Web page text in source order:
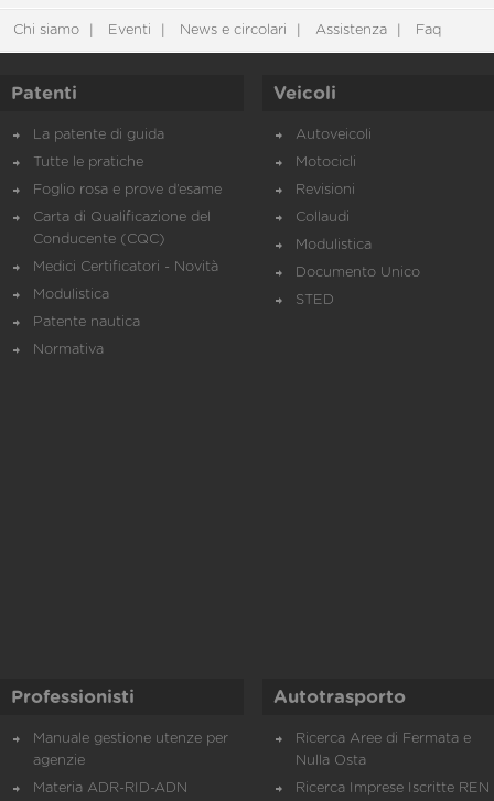
Chi siamo Eventi News e circolari Assistenza Faq
Patenti
La patente di guida
Tutte le pratiche
Foglio rosa e prove d’esame
Carta di Qualificazione del
Conducente (CQC)
Medici Certificatori - Novità
Modulistica
Patente nautica
Normativa
Veicoli
Autoveicoli
Motocicli
Revisioni
Collaudi
Modulistica
Documento Unico
STED
Professionisti
Manuale gestione utenze per
agenzie
Materia ADR-RID-ADN
Autotrasporto
Ricerca Aree di Fermata e
Nulla Osta
Ricerca Imprese Iscritte REN